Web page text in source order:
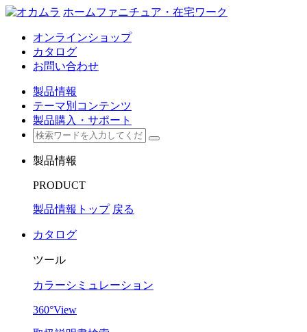
ホームファニチュア・在宅ワーク
オンラインショップ
カタログ
お問い合わせ
製品情報
テーマ別コンテンツ
製品購入・サポート
製品情報
PRODUCT
製品情報トップ 戻る
カタログ
ツール
カラーシミュレーション
360°View